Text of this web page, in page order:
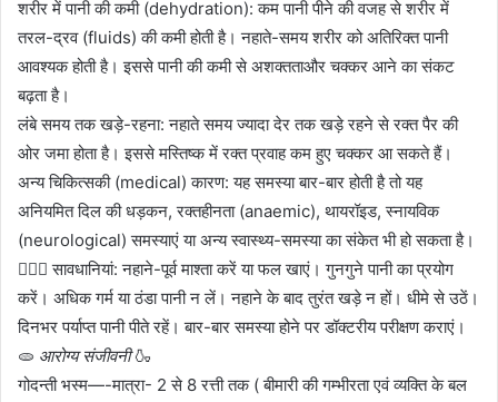
शरीर में पानी की कमी (dehydration): कम पानी पीने की वजह से शरीर में
तरल-द्रव (fluids) की कमी होती है। नहाते-समय शरीर को अतिरिक्त पानी
आवश्यक होती है। इससे पानी की कमी से अशक्तताऔर चक्कर आने का संकट
बढ़ता है।
लंबे समय तक खड़े-रहना: नहाते समय ज्यादा देर तक खड़े रहने से रक्त पैर की
ओर जमा होता है। इससे मस्तिष्क में रक्त प्रवाह कम हुए चक्कर आ सकते हैं।
अन्य चिकित्सकी (medical) कारण: यह समस्या बार-बार होती है तो यह
अनियमित दिल की धड़कन, रक्तहीनता (anaemic), थायरॉइड, स्नायविक
(neurological) समस्याएं या अन्य स्वास्थ्य-समस्या का संकेत भी हो सकता है।
🤷🏻‍♀️ सावधानियां: नहाने-पूर्व माश्ता करें या फल खाएं। गुनगुने पानी का प्रयोग
करें। अधिक गर्म या ठंडा पानी न लें। नहाने के बाद तुरंत खड़े न हों। धीमे से उठें।
दिनभर पर्याप्त पानी पीते रहें। बार-बार समस्या होने पर डॉक्टरीय परीक्षण कराएं।
🫓 आरोग्य संजीवनी🍶
गोदन्ती भस्म—-मात्रा- 2 से 8 रत्ती तक ( बीमारी की गम्भीरता एवं व्यक्ति के बल